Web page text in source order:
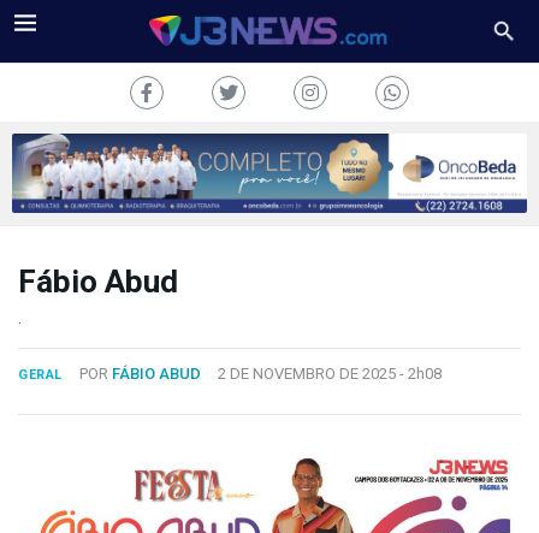
J3NEWS
2024
Fábio Abud
GERAL POR FÁBIO ABUD 2 DE NOVEMBRO DE 2025 - 2h08